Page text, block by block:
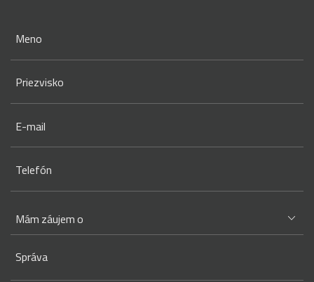
Meno
Priezvisko
E-mail
Telefón
Správa